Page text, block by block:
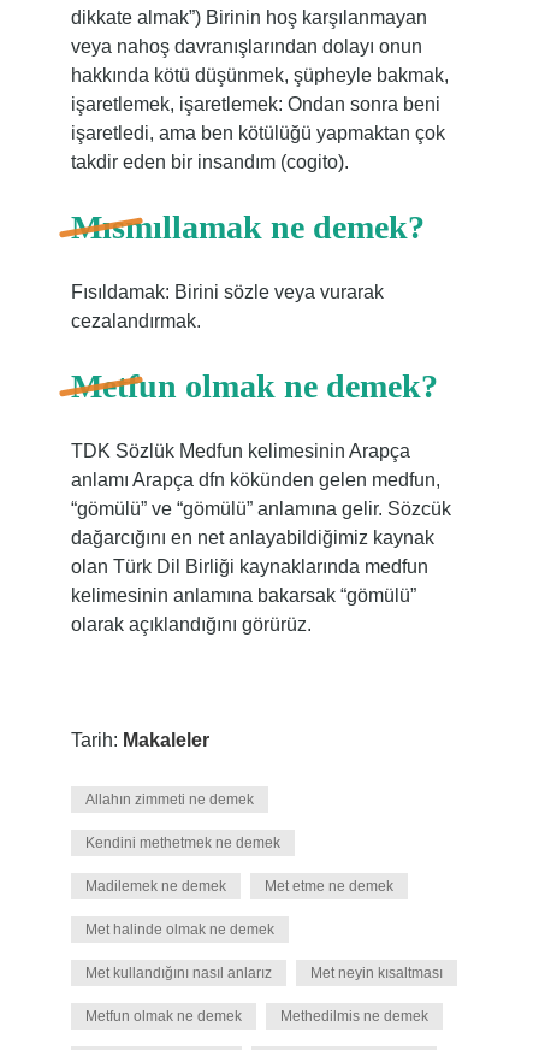
dikkate almak”) Birinin hoş karşılanmayan
veya nahoş davranışlarından dolayı onun
hakkında kötü düşünmek, şüpheyle bakmak,
işaretlemek, işaretlemek: Ondan sonra beni
işaretledi, ama ben kötülüğü yapmaktan çok
takdir eden bir insandım (cogito).
Mısmıllamak ne demek?
Fısıldamak: Birini sözle veya vurarak
cezalandırmak.
Metfun olmak ne demek?
TDK Sözlük Medfun kelimesinin Arapça
anlamı Arapça dfn kökünden gelen medfun,
“gömülü” ve “gömülü” anlamına gelir. Sözcük
dağarcığını en net anlayabildiğimiz kaynak
olan Türk Dil Birliği kaynaklarında medfun
kelimesinin anlamına bakarsak “gömülü”
olarak açıklandığını görürüz.
Tarih: Makaleler
Allahın zimmeti ne demek
Kendini methetmek ne demek
Madilemek ne demek Met etme ne demek
Met halinde olmak ne demek
Met kullandığını nasıl anlarız Met neyin kısaltması
Metfun olmak ne demek Methedilmis ne demek